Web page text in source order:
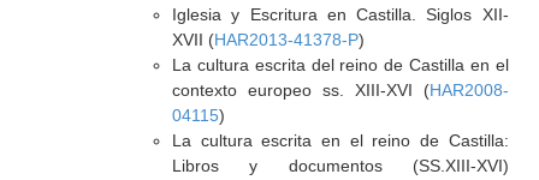
Iglesia y Escritura en Castilla. Siglos XII-
XVII (HAR2013-41378-P)
La cultura escrita del reino de Castilla en el
contexto europeo ss. XIII-XVI (HAR2008-
04115)
La cultura escrita en el reino de Castilla:
Libros y documentos (SS.XIII-XVI)